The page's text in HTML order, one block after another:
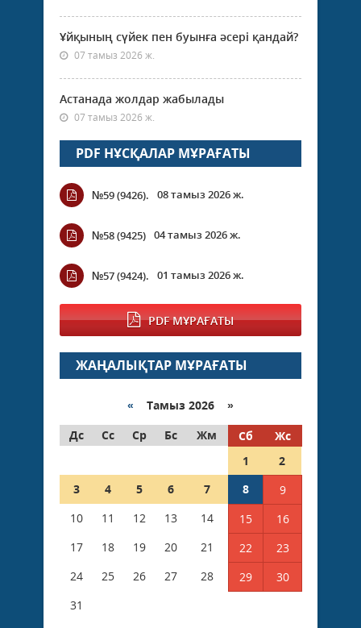
Ұйқының сүйек пен буынға әсері қандай?
07 тамыз 2026 ж.
Астанада жолдар жабылады
07 тамыз 2026 ж.
PDF НҰСҚАЛАР МҰРАҒАТЫ
№59 (9426). 08 тамыз 2026 ж.
№58 (9425) 04 тамыз 2026 ж.
№57 (9424). 01 тамыз 2026 ж.
PDF МҰРАҒАТЫ
ЖАҢАЛЫҚТАР МҰРАҒАТЫ
« Тамыз 2026 »
Дс
Сс Ср Бс Жм Сб
Жс
1
2
3
4 5 6 7 8
9
10
11 12 13 14 15
16
17
18 19 20 21 22
23
24
25 26 27 28 29
30
31